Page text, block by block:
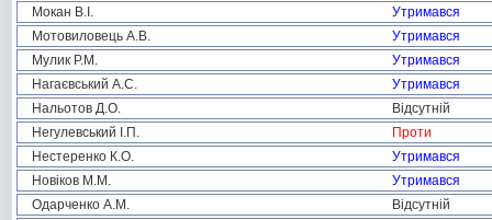
Мокан В.І.
Утримався
Мотовиловець А.В.
Утримався
Мулик Р.М.
Утримався
Нагаєвський А.С.
Утримався
Нальотов Д.О.
Відсутній
Негулевський І.П.
Проти
Нестеренко К.О.
Утримався
Новіков М.М.
Утримався
Одарченко А.М.
Відсутній